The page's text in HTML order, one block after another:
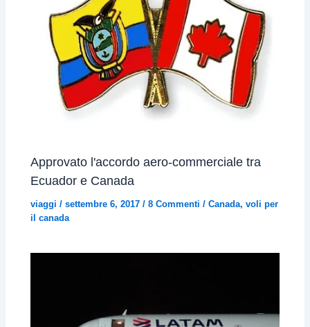
Approvato l'accordo aero-commerciale tra
Ecuador e Canada
viaggi /settembre 6, 2017/8 Commenti /Canada,voli per
il canada